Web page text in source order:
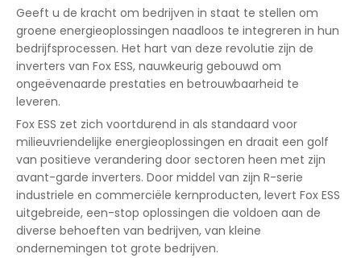
Geeft u de kracht om bedrijven in staat te stellen om
groene energieoplossingen naadloos te integreren in hun
bedrijfsprocessen. Het hart van deze revolutie zijn de
inverters van Fox ESS, nauwkeurig gebouwd om
ongeëvenaarde prestaties en betrouwbaarheid te
leveren.
Fox ESS zet zich voortdurend in als standaard voor
milieuvriendelijke energieoplossingen en draait een golf
van positieve verandering door sectoren heen met zijn
avant-garde inverters. Door middel van zijn R-serie
industriele en commerciële kernproducten, levert Fox ESS
uitgebreide, een-stop oplossingen die voldoen aan de
diverse behoeften van bedrijven, van kleine
ondernemingen tot grote bedrijven.